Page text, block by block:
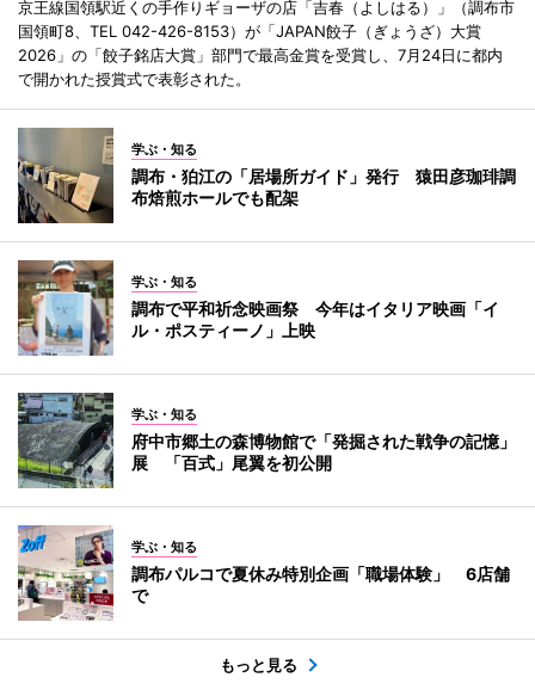
京王線国領駅近くの手作りギョーザの店「吉春（よしはる）」（調布市
国領町8、TEL 042-426-8153）が「JAPAN餃子（ぎょうざ）大賞
2026」の「餃子銘店大賞」部門で最高金賞を受賞し、7月24日に都内
で開かれた授賞式で表彰された。
学ぶ・知る
調布・狛江の「居場所ガイド」発行 猿田彦珈琲調
布焙煎ホールでも配架
学ぶ・知る
調布で平和祈念映画祭 今年はイタリア映画「イ
ル・ポスティーノ」上映
学ぶ・知る
府中市郷土の森博物館で「発掘された戦争の記憶」
展 「百式」尾翼を初公開
学ぶ・知る
調布パルコで夏休み特別企画「職場体験」 6店舗
で
もっと見る